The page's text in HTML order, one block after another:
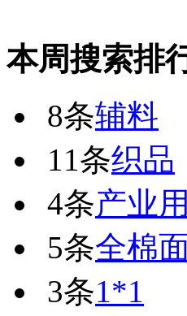
本周搜索排
8条辅料
11条织品
4条产业
5条全棉
3条1*1